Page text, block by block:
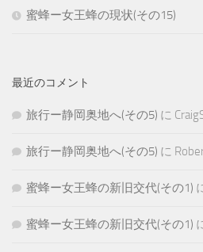
蜜蜂ー女王蜂の現状(その15)
最近のコメント
旅行ー静岡奥地へ(その5) に
旅行ー静岡奥地へ(その5) に
蜜蜂ー女王蜂の新旧交代(その1)
蜜蜂ー女王蜂の新旧交代(その1)